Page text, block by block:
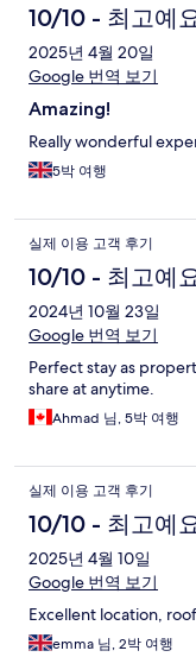
10/10 - 최고예
2025년 4월 20일
Google 번역 보기
Amazing!
Really wonderful
5박 여행
실제 이용 고객 후기
10/10 - 최고예
2024년 10월 23일
Google 번역 보기
Perfect stay as
share at anytime.
Ahmad 님, 5박 여행
실제 이용 고객 후기
10/10 - 최고예
2025년 4월 10일
Google 번역 보기
Excellent location,
emma 님, 2박 여행